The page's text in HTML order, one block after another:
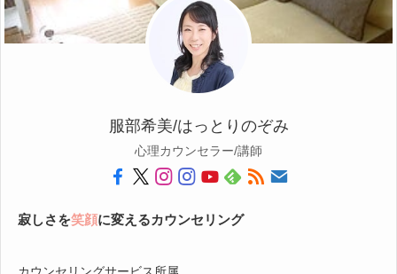
服部希美/はっとりのぞみ
心理カウンセラー/講師
寂しさを笑顔に変えるカウンセリング
カウンセリングサービス所属